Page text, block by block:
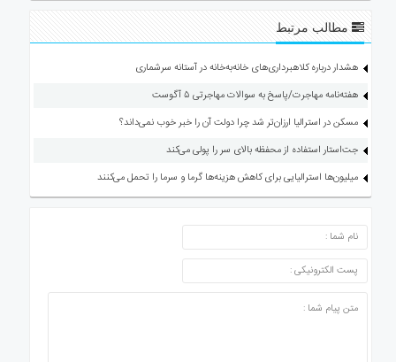
مطالب مرتبط
هشدار درباره کلاهبرداری‌های خانه‌به‌خانه در آستانه سرشماری
هفته‌نامه مهاجرت/پاسخ به سوالات مهاجرتی ۵ آگوست
مسکن در استرالیا ارزان‌تر شد چرا دولت آن را خبر خوب نمی‌داند؟
جت‌استار استفاده از محفظه بالای سر را پولی می‌کند
میلیون‌ها استرالیایی برای کاهش هزینه‌ها گرما و سرما را تحمل می‌کنند
ارسال دیدگاه